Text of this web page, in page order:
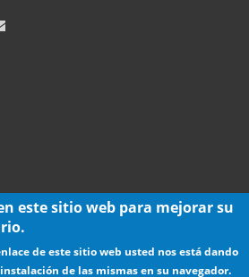
este sitio web para mejorar su
de este sitio web usted nos está dando
de las mismas en su navegador.